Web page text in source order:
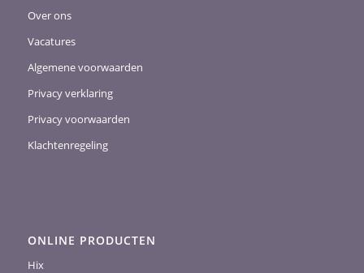
Over ons
Vacatures
Algemene voorwaarden
Privacy verklaring
Privacy voorwaarden
Klachtenregeling
ONLINE PRODUCTEN
Hix